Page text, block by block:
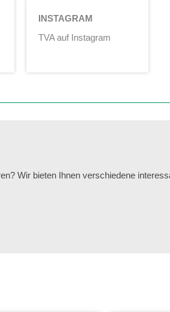
INSTAGRAM
TVA auf Instagram
Wir bieten Ihnen verschiedene